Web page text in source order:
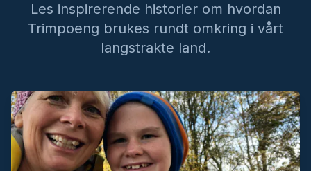
Fjelltrimposter 2026
Risnes IL Fjelltrimgruppa
Flå IL
Flora Turlag Poengjakt 2026
Flora Turlag
Les inspirerende historier om hvordan
Trimpoeng brukes rundt omkring i vårt
langstrakte land.